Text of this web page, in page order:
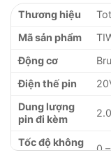
Thương hiệu
Mã sản phẩm
Động cơ
Điện thế pin
Dung lượng
pin đi kèm
Tốc độ không
tải
0